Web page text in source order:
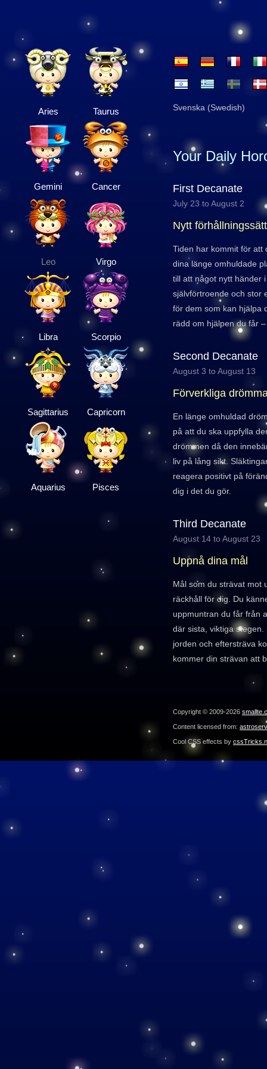
Aries Taurus
Gemini Cancer
Leo Virgo
Libra Scorpio
Sagittarius Capricorn
Aquarius Pisces
Svenska (Swedish)
Your Daily
First Decanate
July 23 to August 2
Nytt förhållningssätt
Tiden har kommit för att
dina länge omhuldade
till att något nytt händer
självförtroende och stor
för dem som kan hjälpa
rädd om hjälpen du får
Second Decanate
August 3 to August 13
Förverkliga
En länge omhuldad
på att du ska uppfylla
drömmen då den
liv på lång sikt.
reagera positivt på
dig i det du gör.
Third Decanate
August 14 to August 23
Uppnå dina mål
Mål som du strävat mot
räckhåll för dig. Du
uppmuntran du får från
där sista, viktiga
jorden och eftersträva
kommer din strävan att
Copyright © 2009-2026
Content licensed from:
Cool CSS effects by